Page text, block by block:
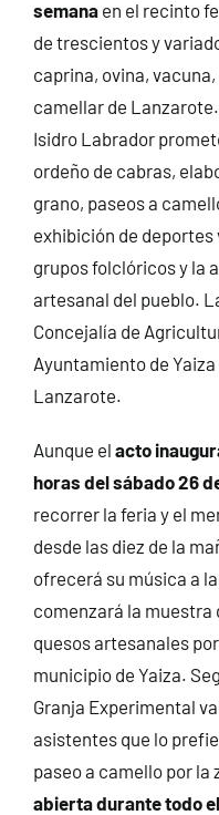
semanaen el recinto
de trescientos y
caprina, ovina,
camellar de Lanzarote.
Isidro Labrador
ordeño de cabras,
grano, paseos a
exhibición de
grupos folclóricos y la
artesanal del pueblo.
Concejalía de
Ayuntamiento de
Lanzarote.
Aunque el acto
horas del sábado 26
recorrer la feria y el
desde las diez de la
ofrecerá su música a
comenzará la muestra
quesos artesanales
municipio de Yaiza.
Granja Experimental
asistentes que lo
paseo a camello por la
abierta durante todo